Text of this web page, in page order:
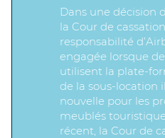
Dans une décision
la Cour de
responsabilité
engagée lorsque
utilisent la plate-
de la sous-location
nouvelle pour les
meublés
récent, la Cour de